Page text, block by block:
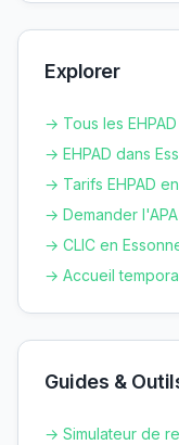
Explorer
→ Tous les EHPAD
→ EHPAD dans
→ Tarifs EHPAD en
→ Demander
→ CLIC en
→ Accueil
Guides &
→ Simulateur de